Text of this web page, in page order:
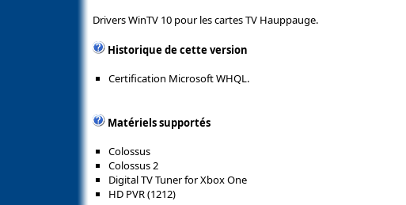
Drivers WinTV 10 pour les cartes TV Hauppauge.
Historique de cette version
Certification Microsoft WHQL.
Matériels supportés
Colossus
Colossus 2
Digital TV Tuner for Xbox One
HD PVR (1212)